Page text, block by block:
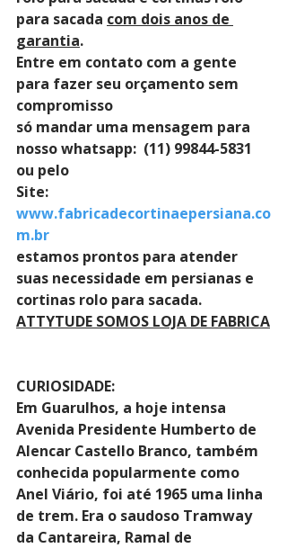
para sacada com dois anos de
garantia.
Entre em contato com a gente
para fazer seu orçamento sem
compromisso
só mandar uma mensagem para
nosso whatsapp:  (11) 99844-5831
ou pelo
Site:
www.fabricadecortinaepersiana.co
m.br
estamos prontos para atender
suas necessidade em persianas e
cortinas rolo para sacada.
ATTYTUDE SOMOS LOJA DE FABRICA
CURIOSIDADE:
Em Guarulhos, a hoje intensa
Avenida Presidente Humberto de
Alencar Castello Branco, também
conhecida popularmente como
Anel Viário, foi até 1965 uma linha
de trem. Era o saudoso Tramway
da Cantareira, Ramal de